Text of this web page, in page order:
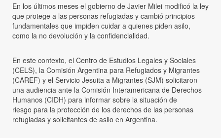
En los últimos meses el gobierno de Javier Milei modificó la ley
que protege a las personas refugiadas y cambió principios
fundamentales que impiden cuidar a quienes piden asilo,
como la no devolución y la confidencialidad.
En este contexto, el Centro de Estudios Legales y Sociales
(CELS), la Comisión Argentina para Refugiados y Migrantes
(CAREF) y el Servicio Jesuita a Migrantes (SJM) solicitaron
una audiencia ante la Comisión Interamericana de Derechos
Humanos (CIDH) para informar sobre la situación de
riesgo para la protección de los derechos de las personas
refugiadas y solicitantes de asilo en Argentina.